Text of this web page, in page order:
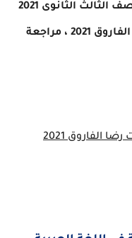
الامتحان الثالثة في اللغة العربية للصف الثالث الثانوى 2021
مستر رضا الفاروق ، محاضرات رضا الفاروق 2021 ، مراجعة
الفاروق 2021